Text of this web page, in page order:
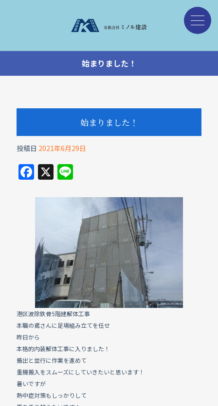
始まりました！
始まりました！
投稿日 2021年6月29日
F
a
c
b
o
o
k
X Li
e
港区波除鉄骨5階建解体工事
本職の鳶さんに足場組み立てを任せ
昨日から
本格的内装解体工事に入りました！
搬出と並行に作業を進めて
重機搬入をスムーズにしていきたいと思います！
暑いですが
熱中症対策もしっかりして